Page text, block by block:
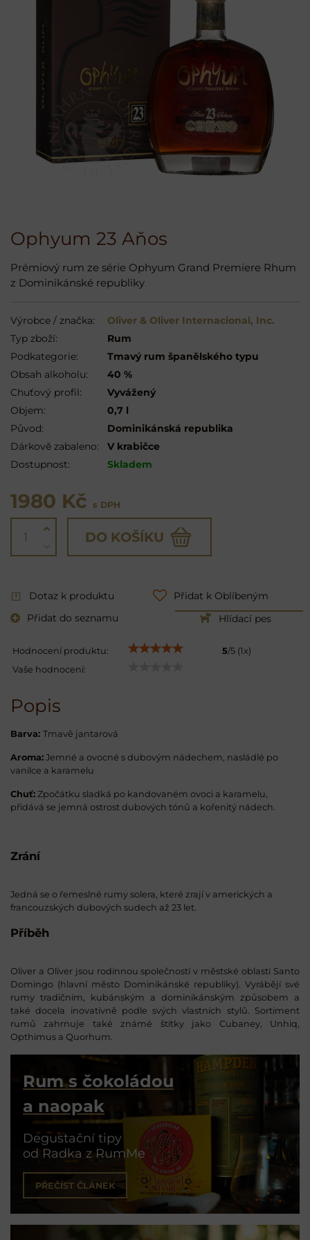
Ophyum 23 Aňos
Prémiový rum ze série Ophyum Grand Premiere Rhum
z Dominikánské republiky
Výrobce / značka:
Oliver & Oliver Internacional, Inc.
Typ zboží:
Rum
Podkategorie:
Tmavý rum španělského typu
Obsah alkoholu:
40 %
Chuťový profil:
Vyvážený
Objem:
0,7 l
Původ:
Dominikánská republika
Dárkově zabaleno:
V krabičce
Dostupnost:
Skladem
1980 Kč s DPH
DO KOŠÍKU
Dotaz k produktu
Přidat k Oblíbeným
Přidat do seznamu
Hlídací pes
Hodnocení produktu: 5/5 (1 x)
Vaše hodnocení:
Popis
Barva: Tmavě jantarová
Aroma: Jemné a ovocné s dubovým nádechem, nasládlé po
vanilce a karamelu
Chuť: Zpočátku sladká po kandovaném ovoci a karamelu,
přidává se jemná ostrost dubových tónů a kořenitý nádech.
Zrání
Jedná se o řemeslné rumy solera, které zrají v amerických a
francouzských dubových sudech až 23 let.
Příběh
Oliver a Oliver jsou rodinnou společností v městské oblasti Santo
Domingo (hlavní město Dominikánské republiky). Vyrábějí své
rumy tradičním, kubánským a dominikánským způsobem a
také docela inovativně podle svých vlastních stylů. Sortiment
rumů zahrnuje také známé štítky jako Cubaney, Unhiq,
Opthimus a Quorhum.
Rum s čokoládou
a naopak
Degustační tipy
od Radka z RumMe
PŘEČÍST ČLÁNEK